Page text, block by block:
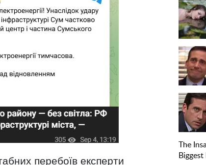
перебоїв експерти